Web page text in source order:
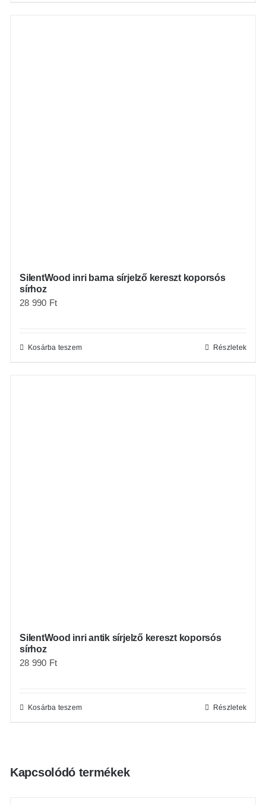
SilentWood inri barna sírjelző kereszt koporsós
sírhoz
28 990 Ft
Kosárba teszem Részletek
SilentWood inri antik sírjelző kereszt koporsós
sírhoz
28 990 Ft
Kosárba teszem Részletek
Kapcsolódó termékek